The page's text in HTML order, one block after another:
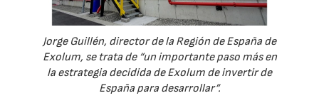
Jorge Guillén, director de la Región de España de
Exolum, se trata de “un importante paso más en
la estrategia decidida de Exolum de invertir de
España para desarrollar”.